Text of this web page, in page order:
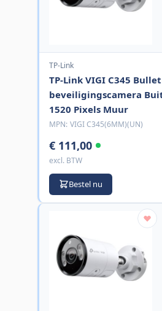
TP-Link
TP-Link VIGI C345
beveiligingscamera
1520 Pixels Muur
MPN: VIGI C345(6MM)(UN)
€ 111,00
excl. BTW
Bestel nu